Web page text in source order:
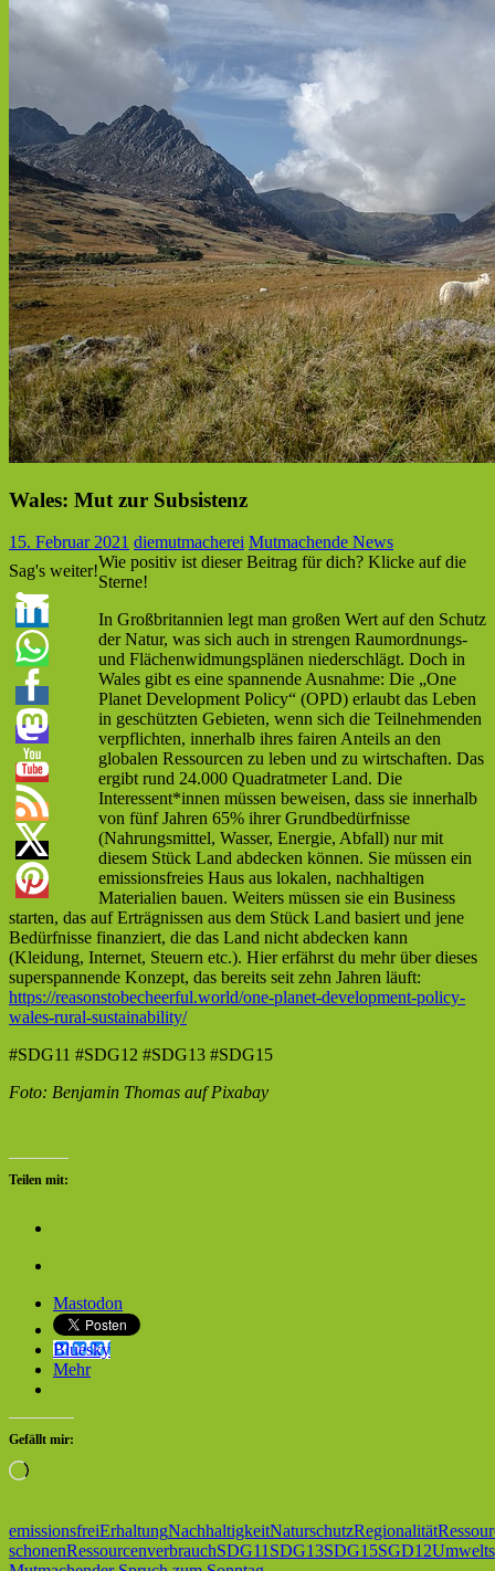
Wales: Mut zur Subsistenz
15. Februar 2021 diemutmacherei Mutmachende News
Sag's weiter!Wie positiv ist dieser Beitrag für dich? Klicke auf die
Sterne!
In Großbritannien legt man großen Wert auf den Schutz
der Natur, was sich auch in strengen Raumordnungs-
und Flächenwidmungsplänen niederschlägt. Doch in
Wales gibt es eine spannende Ausnahme: Die „One
Planet Development Policy“ (OPD) erlaubt das Leben
in geschützten Gebieten, wenn sich die Teilnehmenden
verpflichten, innerhalb ihres fairen Anteils an den
globalen Ressourcen zu leben und zu wirtschaften. Das
ergibt rund 24.000 Quadratmeter Land. Die
Interessent*innen müssen beweisen, dass sie innerhalb
von fünf Jahren 65% ihrer Grundbedürfnisse
(Nahrungsmittel, Wasser, Energie, Abfall) nur mit
diesem Stück Land abdecken können. Sie müssen ein
emissionsfreies Haus aus lokalen, nachhaltigen
Materialien bauen. Weiters müssen sie ein Business
starten, das auf Erträgnissen aus dem Stück Land basiert und jene
Bedürfnisse finanziert, die das Land nicht abdecken kann
(Kleidung, Internet, Steuern etc.). Hier erfährst du mehr über dieses
superspannende Konzept, das bereits seit zehn Jahren läuft:
https://reasonstobecheerful.world/one-planet-development-policy-
wales-rural-sustainability/
#SDG11 #SDG12 #SDG13 #SDG15
Foto: Benjamin Thomas auf Pixabay
Teilen mit:
Mastodon
Bluesky
Mehr
Gefällt mir:
Wird
emissionsfreiErhaltungNachhaltigkeitNaturschutzRegionalität
schonenRessourcenverbrauchSDG11SDG13SDG15SGD12